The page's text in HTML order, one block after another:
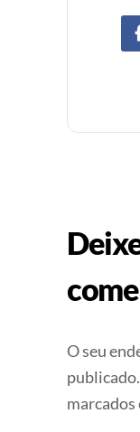
O seu
publicado.
marcados